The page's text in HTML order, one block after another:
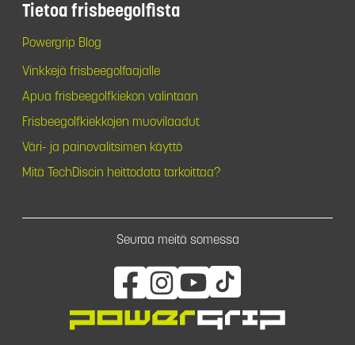
Tietoa frisbeegolfista
Powergrip Blog
Vinkkejä frisbeegolfaajalle
Apua frisbeegolfkiekon valintaan
Frisbeegolfkiekkojen muovilaadut
Väri- ja painovalitsimen käyttö
Mitä TechDiscin heittodata tarkoittaa?
Seuraa meitä somessa